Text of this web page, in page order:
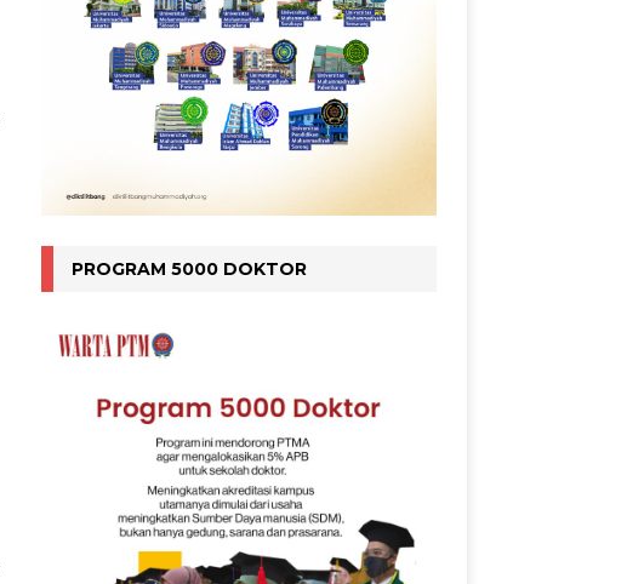
PROGRAM 5000 DOKTOR